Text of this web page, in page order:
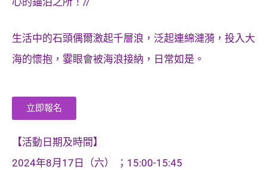
生活中的石頭偶爾激起千層浪，泛起連綿漣漪，投入大
海的懷抱，霎眼會被海浪接納，日常如是。
立即報名
【活動日期及時間】
2024年8月17日（六） ；15:00-15:45